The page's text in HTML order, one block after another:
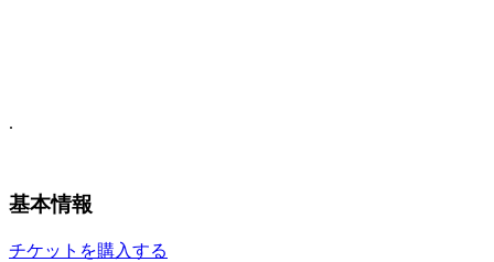
.
基本情報
チケットを購入する